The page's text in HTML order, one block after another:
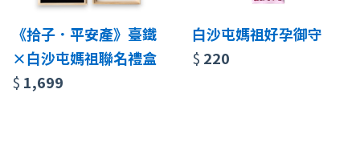
《拾子．平安產》臺鐵
×白沙屯媽祖聯名禮盒
$ 1,699
白沙屯媽祖好孕御守
$ 220